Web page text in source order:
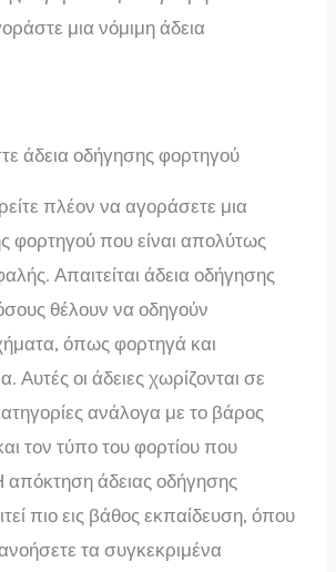
μια νόμιμη άδεια
άδεια οδήγησης φορτηγού
πλέον να αγοράσετε μια
φορτηγού που είναι απολύτως
Απαιτείται άδεια οδήγησης
θέλουν να οδηγούν
όπως φορτηγά και
Αυτές οι άδειες χωρίζονται σε
ανάλογα με το βάρος
τον τύπο του φορτίου που
απόκτηση άδειας οδήγησης
πιο εις βάθος εκπαίδευση, όπου
τα συγκεκριμένα